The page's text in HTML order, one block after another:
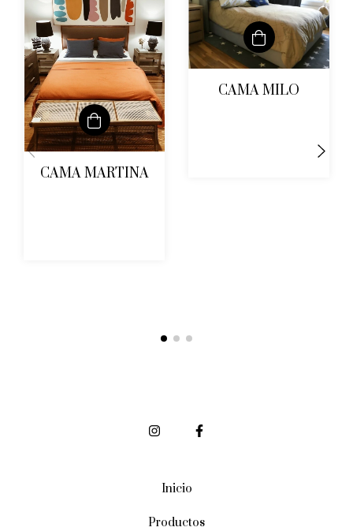
CAMA MARTINA
CAMA MILO
Inicio
Productos